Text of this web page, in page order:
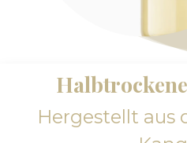
Hergestellt aus